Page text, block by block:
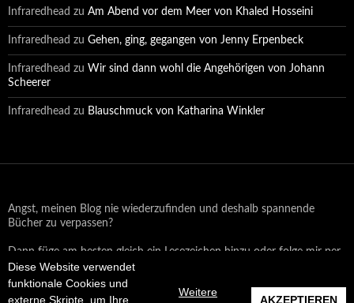
Diese Website verwendet
funktionale Cookies und
externe Skripte, um Ihre
Weitere
AKZEPTIEREN
Infraredhead zu Am Abend vor dem Meer von Khaled Hosseini
Infraredhead zu Gehen, ging, gegangen von Jenny Erpenbeck
Infraredhead zu Wir sind dann wohl die Angehörigen von Johann
Scheerer
Infraredhead zu Blauschmuck von Katharina Winkler
Angst, meinen Blog nie wiederzufinden und deshalb spannende
Bücher zu verpassen?
Dann füge am besten gleich ein Lesezeichen hinzu oder folge mir per
Email oder auf Facebook!